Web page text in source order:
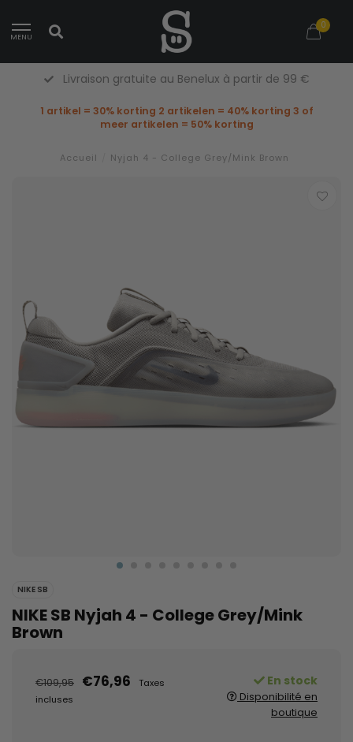
MENU
0
Livraison gratuite au Benelux à partir de 99 €
1 artikel = 30% korting 2 artikelen = 40% korting 3 of
meer artikelen = 50% korting
Accueil Nyjah 4 - College Grey/Mink Brown
NIKE SB
NIKE SB Nyjah 4 - College Grey/Mink
Brown
€109,95 €76,96
Taxes
incluses
En stock
Disponibilité en
boutique